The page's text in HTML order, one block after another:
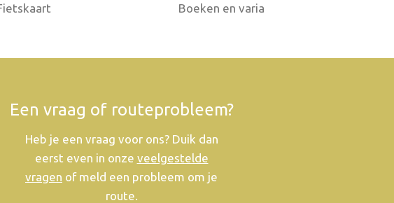
Boeken en varia
Een vraag of routeprobleem?
Heb je een vraag voor ons? Duik dan
eerst even in onze veelgestelde
vragen of meld een probleem om je
route.